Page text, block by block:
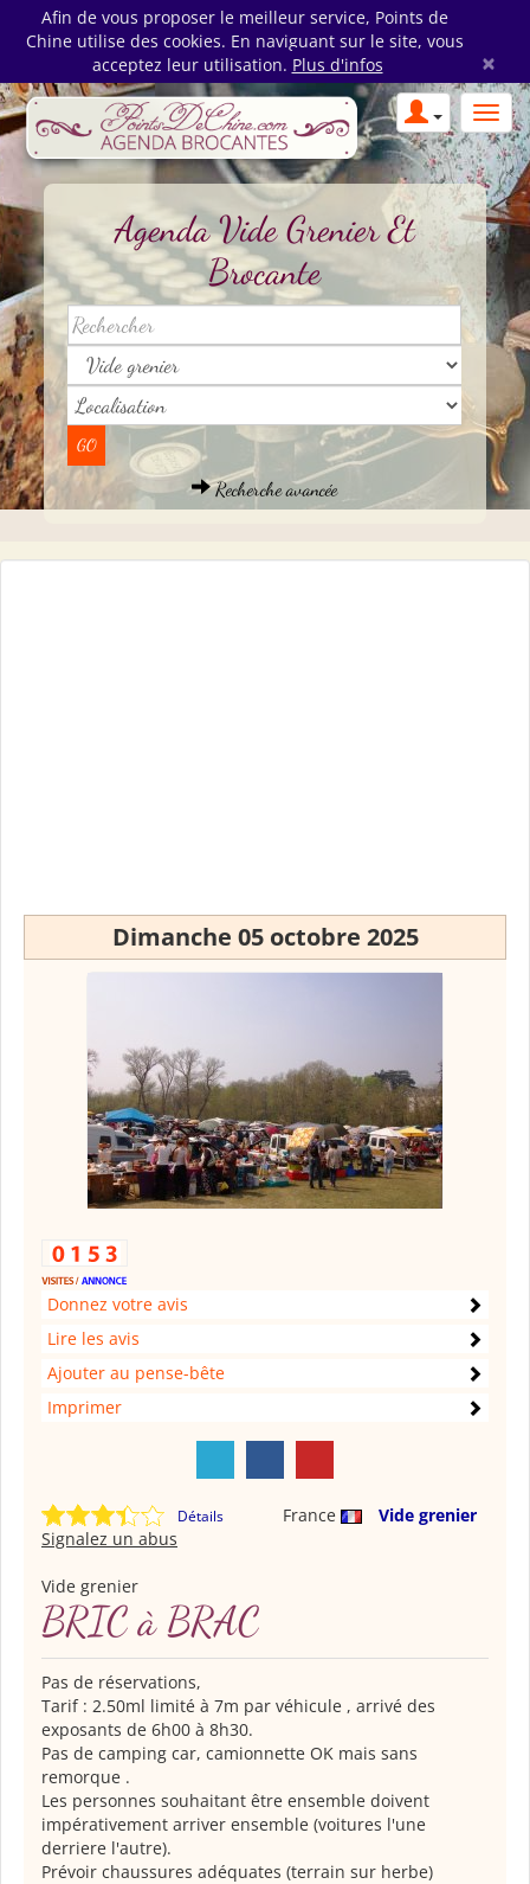
Afin de vous proposer le meilleur service, Points de
Chine utilise des cookies. En naviguant sur le site, vous
acceptez leur utilisation. Plus d'infos ×
Agenda Vide Grenier Et
Brocante
Recherche avancée
Dimanche 05 octobre 2025
Donnez votre avis
Lire les avis
Ajouter au pense-bête
Imprimer
Détails France
Vide grenier
Signalez un abus
Vide grenier
BRIC à BRAC
Pas de réservations,
Tarif : 2.50ml limité à 7m par véhicule , arrivé des
exposants de 6h00 à 8h30.
Pas de camping car, camionnette OK mais sans
remorque .
Les personnes souhaitant être ensemble doivent
impérativement arriver ensemble (voitures l'une
derriere l'autre).
Prévoir chaussures adéquates (terrain sur herbe)